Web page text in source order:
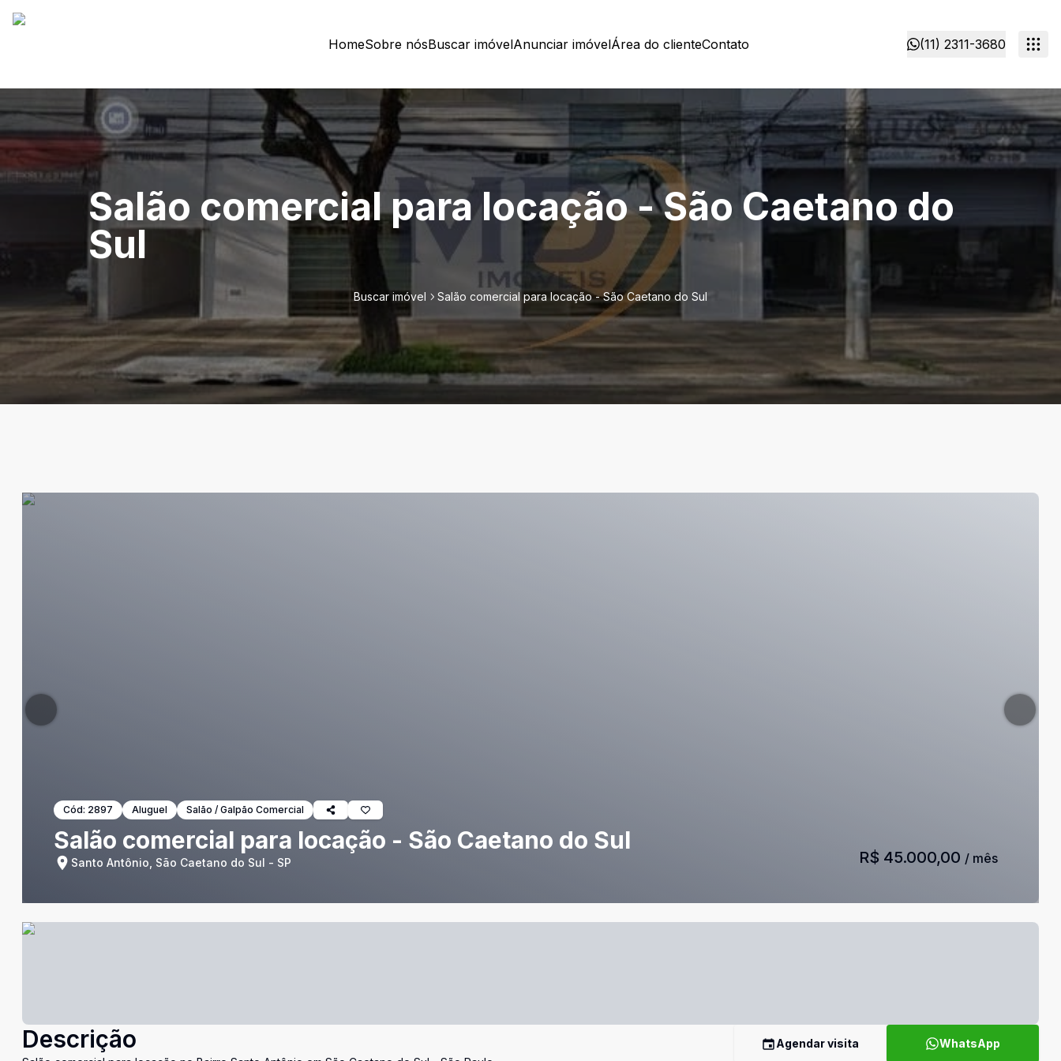
HomeSobre nósBuscar imóvelAnunciar imóvelÁrea do clienteContato (11) 2311-3680
Salão comercial para locação - São Caetano do
Sul
Buscar imóvel Salão comercial para locação - São Caetano do Sul
Cód: 2897 Aluguel Salão / Galpão Comercial
Salão comercial para locação - São Caetano do Sul
Santo Antônio, São Caetano do Sul - SP R$ 45.000,00 / mês
Descrição Agendar visita WhatsApp